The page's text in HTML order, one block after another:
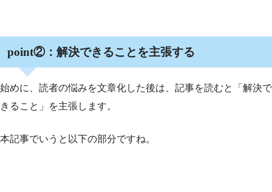
point②：解決できることを主張する
始めに、読者の悩みを文章化した後は、記事を読むと「解決で
きること」を主張します。
本記事でいうと以下の部分ですね。